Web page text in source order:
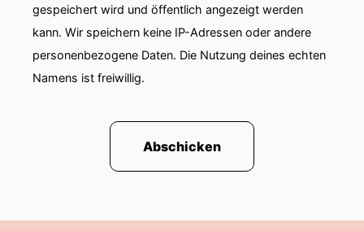
gespeichert wird und öffentlich angezeigt werden
kann. Wir speichern keine IP-Adressen oder andere
personenbezogene Daten. Die Nutzung deines echten
Namens ist freiwillig.
Abschicken